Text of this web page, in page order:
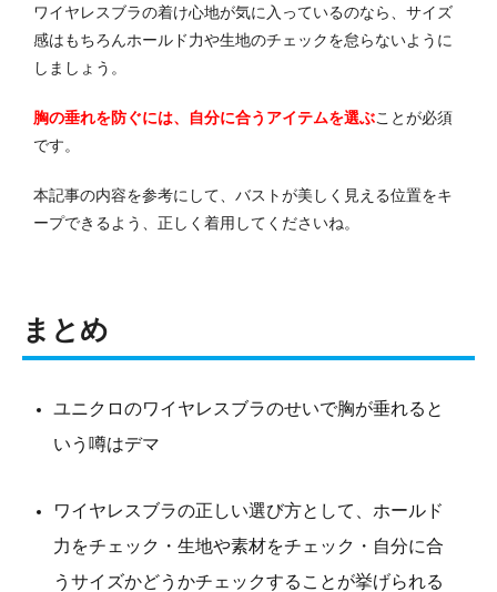
ワイヤレスブラの着け心地が気に入っているのなら、サイズ
感はもちろんホールド力や生地のチェックを怠らないように
しましょう。
胸の垂れを防ぐには、自分に合うアイテムを選ぶことが必須
です。
本記事の内容を参考にして、バストが美しく見える位置をキ
ープできるよう、正しく着用してくださいね。
まとめ
ユニクロのワイヤレスブラのせいで胸が垂れると
いう噂はデマ
ワイヤレスブラの正しい選び方として、ホールド
力をチェック・生地や素材をチェック・自分に合
うサイズかどうかチェックすることが挙げられる